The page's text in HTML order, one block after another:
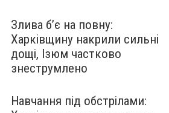
Злива б’є на повну:
Харківщину накрили сильні
дощі, Ізюм частково
знеструмлено
Навчання під обстрілами: